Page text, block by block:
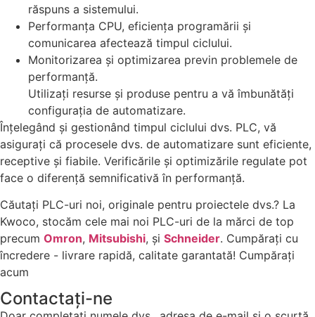
răspuns a sistemului.
Performanța CPU, eficiența programării și
comunicarea afectează timpul ciclului.
Monitorizarea și optimizarea previn problemele de
performanță.
Utilizați resurse și produse pentru a vă îmbunătăți
configurația de automatizare.
Înțelegând și gestionând timpul ciclului dvs. PLC, vă
asigurați că procesele dvs. de automatizare sunt eficiente,
receptive și fiabile. Verificările și optimizările regulate pot
face o diferență semnificativă în performanță.
Căutați PLC-uri noi, originale pentru proiectele dvs.? La
Kwoco, stocăm cele mai noi PLC-uri de la mărci de top
precum Omron, Mitsubishi, și Schneider. Cumpărați cu
încredere - livrare rapidă, calitate garantată! Cumpărați
acum
Contactaţi-ne